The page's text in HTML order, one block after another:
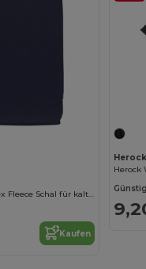
Arktischer Unisex Fleece Schal für kalte Tage
Kaufen